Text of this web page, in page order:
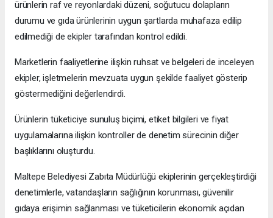
ürünlerin raf ve reyonlardaki düzeni, soğutucu dolapların
durumu ve gıda ürünlerinin uygun şartlarda muhafaza edilip
edilmediği de ekipler tarafından kontrol edildi.
Marketlerin faaliyetlerine ilişkin ruhsat ve belgeleri de inceleyen
ekipler, işletmelerin mevzuata uygun şekilde faaliyet gösterip
göstermediğini değerlendirdi.
Ürünlerin tüketiciye sunuluş biçimi, etiket bilgileri ve fiyat
uygulamalarına ilişkin kontroller de denetim sürecinin diğer
başlıklarını oluşturdu.
Maltepe Belediyesi Zabıta Müdürlüğü ekiplerinin gerçekleştirdiği
denetimlerle, vatandaşların sağlığının korunması, güvenilir
gıdaya erişimin sağlanması ve tüketicilerin ekonomik açıdan